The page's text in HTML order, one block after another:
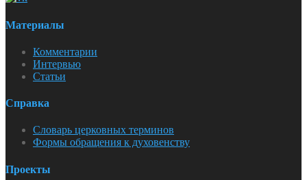
Материалы
Комментарии
Интервью
Статьи
Справка
Словарь церковных терминов
Формы обращения к духовенству
Проекты